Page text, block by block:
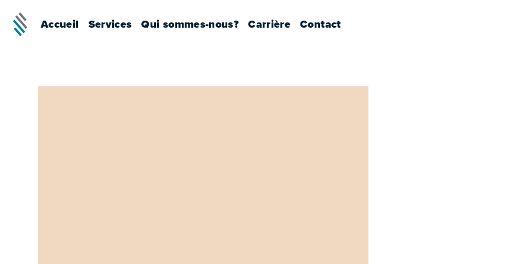
Accueil Services Qui sommes-nous? Carrière Contact